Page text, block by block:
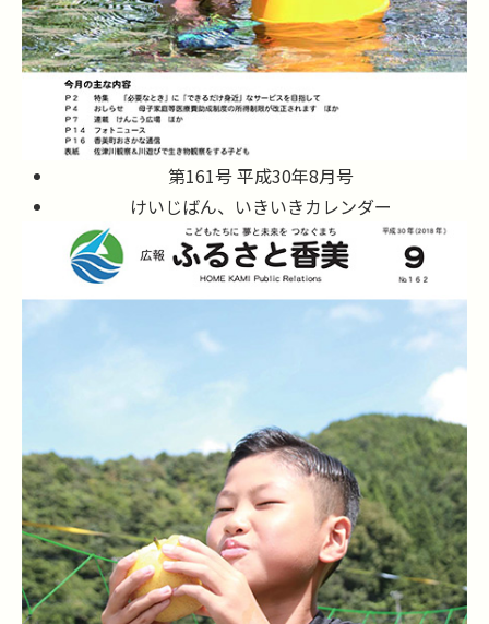
第161号 平成30年8月号
けいじばん、いきいきカレンダー